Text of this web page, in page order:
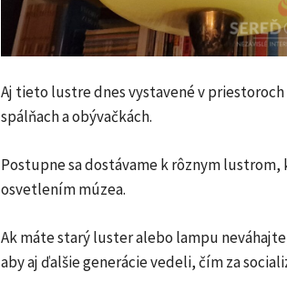
Aj tieto lustre dnes vystavené v
spálňach a obývačkách.
Postupne sa dostávame k rôznym
osvetlením múzea.
Ak máte starý luster alebo lampu
aby aj ďalšie generácie vedeli, čím za